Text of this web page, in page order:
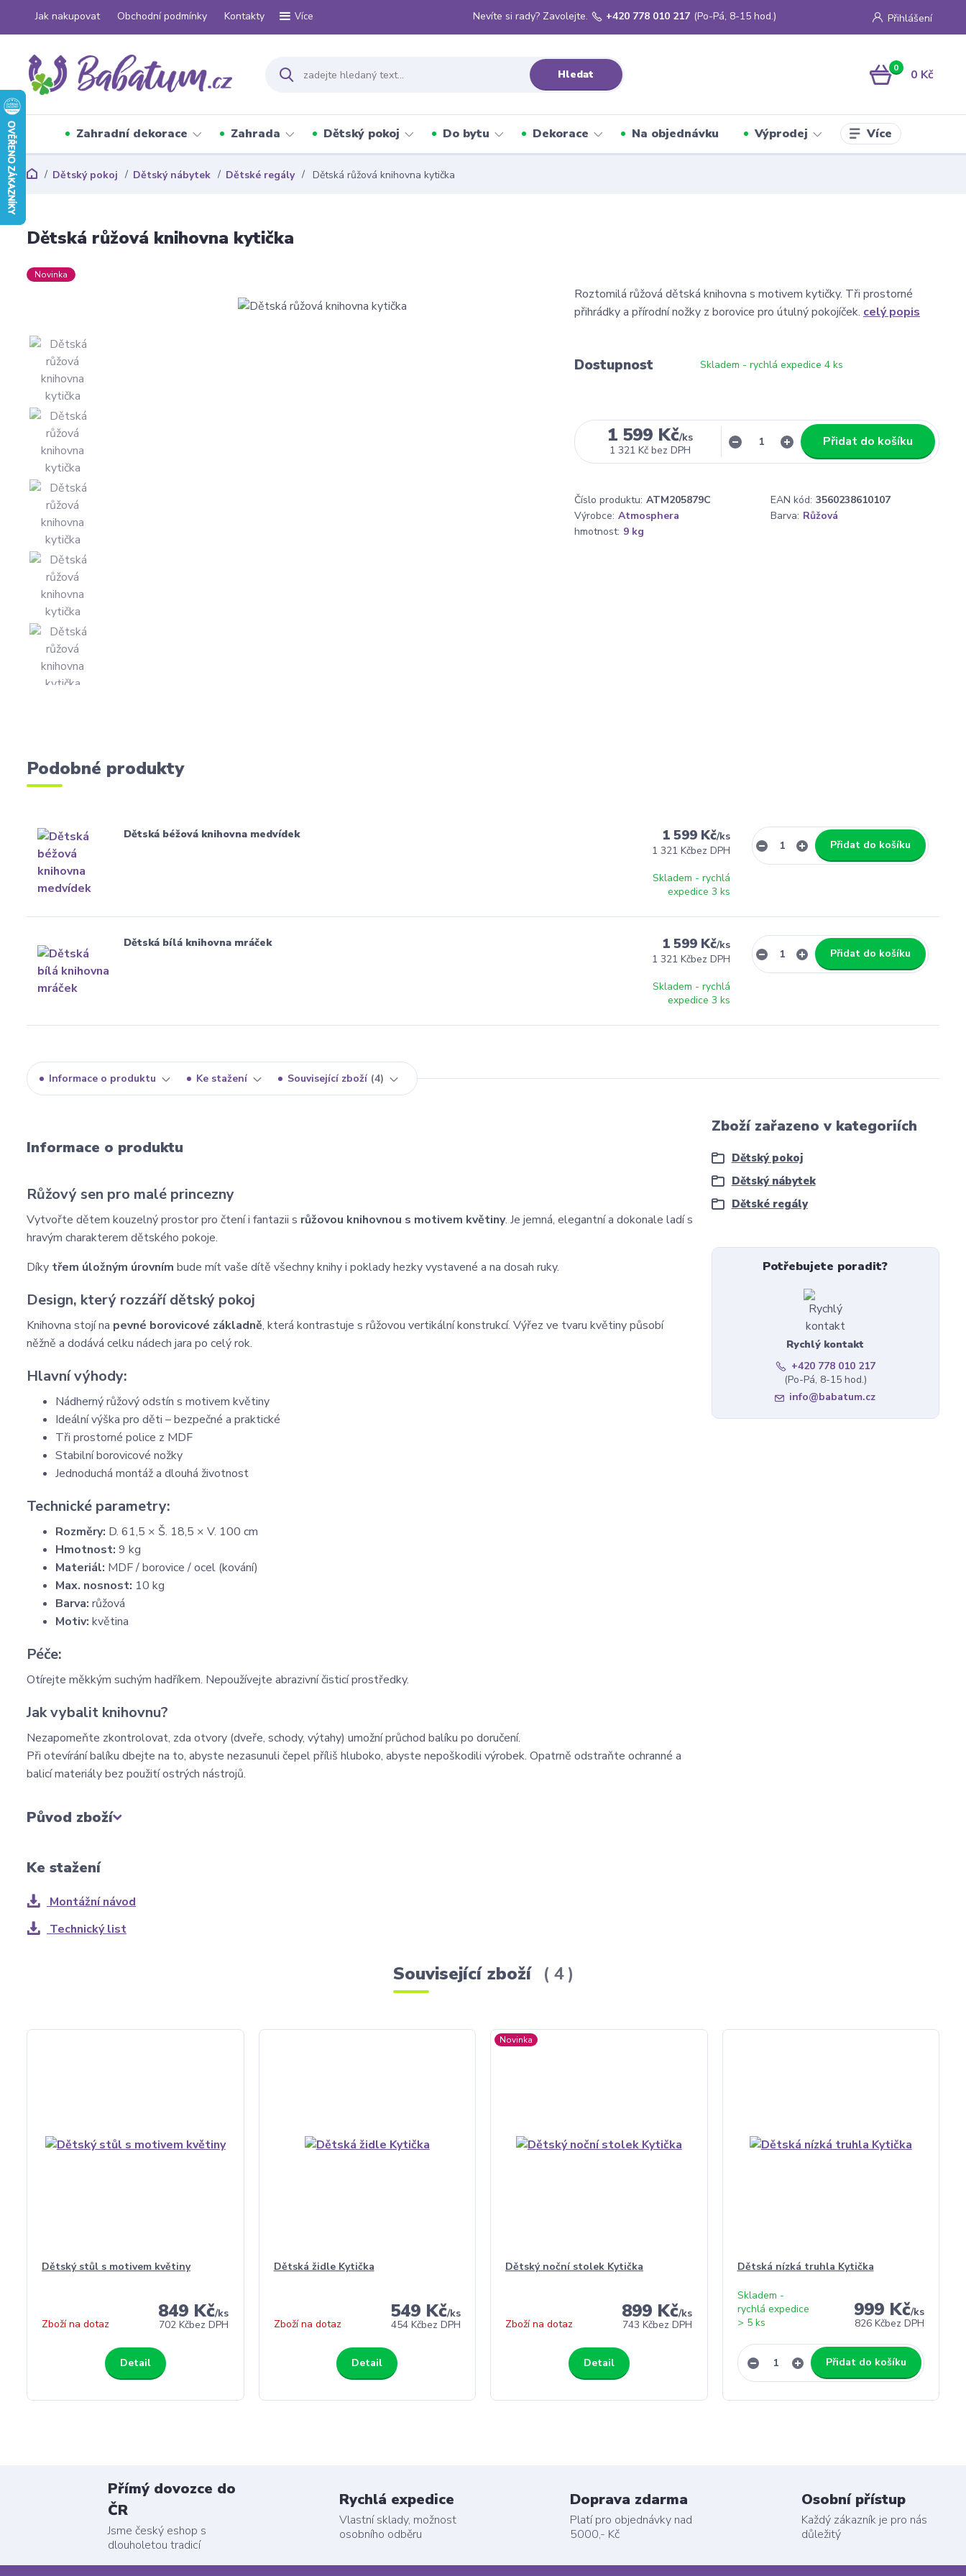
Jak nakupovat Obchodní podmínky Kontakty Více Přihlášení
Hledat
Nevíte si rady? Zavolejte. +420 778 010 217 (Po-Pá, 8-15 hod.)
0 0 Kč
Zahradní dekorace Zahrada Dětský pokoj Do bytu Dekorace Na objednávku Výprodej Více
Dětský pokoj Dětský nábytek Dětské regály Dětská růžová knihovna kytička
Dětská růžová knihovna kytička
Novinka
Roztomilá růžová dětská knihovna s motivem kytičky. Tři prostorné
přihrádky a přírodní nožky z borovice pro útulný pokojíček. celý popis
Dostupnost Skladem - rychlá expedice 4 ks
1 599 Kč/ks
1 321 Kč bez DPH
Přidat do košíku
Číslo produktu: ATM205879C EAN kód: 3560238610107
Výrobce: Atmosphera Barva: Růžová
hmotnost: 9 kg
Podobné produkty
Dětská béžová knihovna medvídek 1 599 Kč/ks
1 321 Kčbez DPH
Skladem - rychlá
expedice 3 ks
Přidat do košíku
Dětská bílá knihovna mráček 1 599 Kč/ks
1 321 Kčbez DPH
Skladem - rychlá
expedice 3 ks
Přidat do košíku
Informace o produktu Ke stažení Související zboží 4
Informace o produktu
Růžový sen pro malé princezny
Vytvořte dětem kouzelný prostor pro čtení i fantazii s růžovou knihovnou s motivem květiny. Je jemná, elegantní a dokonale ladí s
hravým charakterem dětského pokoje.
Díky třem úložným úrovním bude mít vaše dítě všechny knihy i poklady hezky vystavené a na dosah ruky.
Design, který rozzáří dětský pokoj
Knihovna stojí na pevné borovicové základně, která kontrastuje s růžovou vertikální konstrukcí. Výřez ve tvaru květiny působí
něžně a dodává celku nádech jara po celý rok.
Hlavní výhody:
Nádherný růžový odstín s motivem květiny
Ideální výška pro děti – bezpečné a praktické
Tři prostorné police z MDF
Stabilní borovicové nožky
Jednoduchá montáž a dlouhá životnost
Technické parametry:
Rozměry: D. 61,5 × Š. 18,5 × V. 100 cm
Hmotnost: 9 kg
Materiál: MDF / borovice / ocel (kování)
Max. nosnost: 10 kg
Barva: růžová
Motiv: květina
Péče:
Otírejte měkkým suchým hadříkem. Nepoužívejte abrazivní čisticí prostředky.
Jak vybalit knihovnu?
Nezapomeňte zkontrolovat, zda otvory (dveře, schody, výtahy) umožní průchod balíku po doručení.
Při otevírání balíku dbejte na to, abyste nezasunuli čepel příliš hluboko, abyste nepoškodili výrobek. Opatrně odstraňte ochranné a
balicí materiály bez použití ostrých nástrojů.
Původ zboží
Zboží zařazeno v kategoriích
Dětský pokoj
Dětský nábytek
Dětské regály
Potřebujete poradit?
Rychlý kontakt
+420 778 010 217
(Po-Pá, 8-15 hod.)
info@babatum.cz
Ke stažení
Montážní návod
Technický list
Související zboží 4
Dětský stůl s motivem květiny
849 Kč/ks
702 Kčbez DPH
Zboží na dotaz
Detail
Dětská židle Kytička
549 Kč/ks
454 Kčbez DPH
Zboží na dotaz
Detail
Novinka
Dětský noční stolek Kytička
899 Kč/ks
743 Kčbez DPH
Zboží na dotaz
Detail
Dětská nízká truhla Kytička
999 Kč/ks
826 Kčbez DPH
Skladem -
rychlá expedice
> 5 ks
Přidat do košíku
Přímý dovozce do
ČR
Jsme český eshop s
dlouholetou tradicí
Rychlá expedice
Vlastní sklady, možnost
osobního odběru
Doprava zdarma
Platí pro objednávky nad
5000,- Kč
Osobní přístup
Každý zákazník je pro nás
důležitý